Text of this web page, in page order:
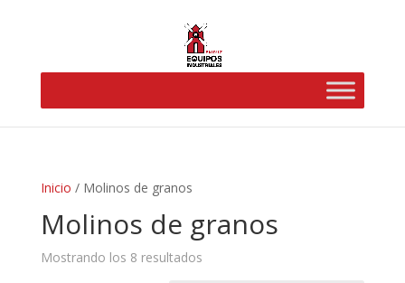
Inicio / Molinos de granos
Molinos de granos
Mostrando los 8 resultados